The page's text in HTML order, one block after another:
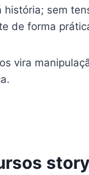
história; sem
de forma
vira